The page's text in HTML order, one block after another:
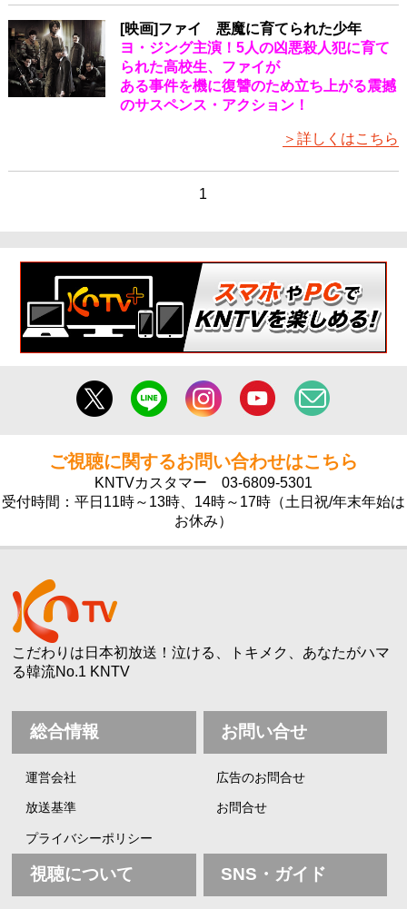
[映画]ファイ 悪魔に育てられた少年
ヨ・ジング主演！5人の凶悪殺人犯に育て
られた高校生、ファイが
ある事件を機に復讐のため立ち上がる震撼
のサスペンス・アクション！
＞詳しくはこちら
1
ご視聴に関するお問い合わせはこちら
KNTVカスタマー 03-6809-5301
受付時間：平日11時～13時、14時～17時（土日祝/年末年始は
お休み）
こだわりは日本初放送！泣ける、トキメク、あなたがハマ
る韓流No.1 KNTV
総合情報
運営会社
放送基準
プライバシーポリシー
お問い合せ
広告のお問合せ
お問合せ
視聴について SNS・ガイド